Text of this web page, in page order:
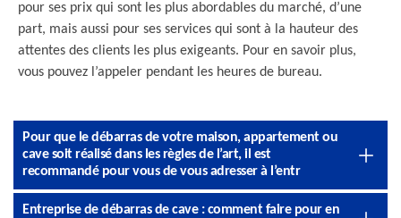
pour ses prix qui sont les plus abordables du marché, d’une
part, mais aussi pour ses services qui sont à la hauteur des
attentes des clients les plus exigeants. Pour en savoir plus,
vous pouvez l’appeler pendant les heures de bureau.
Pour que le débarras de votre maison, appartement ou
cave soit réalisé dans les règles de l’art, il est
recommandé pour vous de vous adresser à l’entr
Entreprise de débarras de cave : comment faire pour en